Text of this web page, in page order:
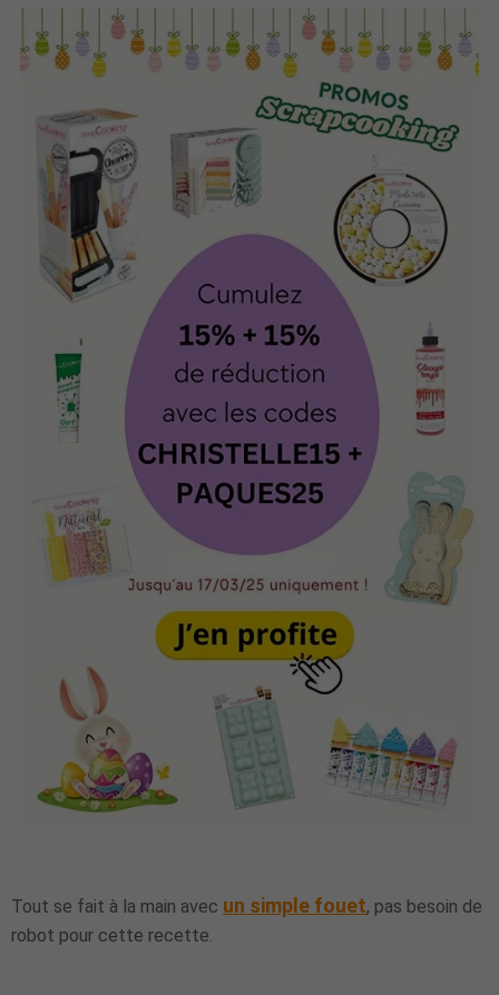
Tout se fait à la main avec un simple fouet, pas besoin de
robot pour cette recette.